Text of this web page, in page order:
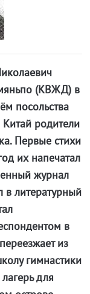
(КВЖД) в
посольства
родители
Первые стихи
их напечатал
журнал
литературный
в
из
гимнастики
для